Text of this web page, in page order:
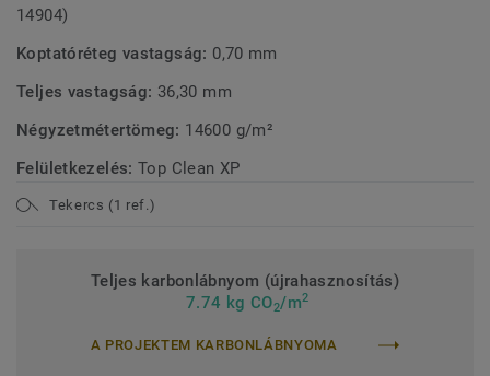
14904)
Koptatóréteg vastagság: 0,70 mm
Teljes vastagság: 36,30 mm
Négyzetmétertömeg: 14600 g/m²
Felületkezelés:Top Clean XP
Tekercs (1 ref.)
Teljes karbonlábnyom (újrahasznosítás)
7.74 kg CO2/m2
A PROJEKTEM KARBONLÁBNYOMA